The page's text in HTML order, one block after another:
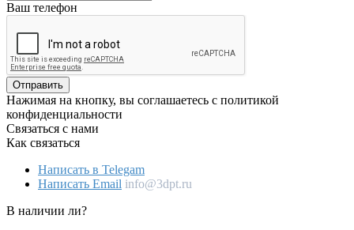
Ваш телефон
Отправить
Нажимая на кнопку, вы соглашаетесь с политикой
конфиденциальности
Связаться с нами
Как связаться
Написать в Telegam
Написать Email info@3dpt.ru
В наличии ли?